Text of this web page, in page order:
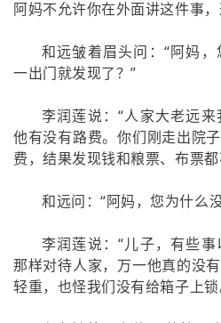
阿妈不允许你在外面讲这件事
和远皱着眉头问：“阿妈
一出门就发现了？”
李润莲说：“人家大老远
他有没有路费。你们刚走出院
费，结果发现钱和粮票、布票
和远问：“阿妈，您为什么
李润莲说：“儿子，有些
那样对待人家，万一他真的没
轻重，也怪我们没有给箱子上锁